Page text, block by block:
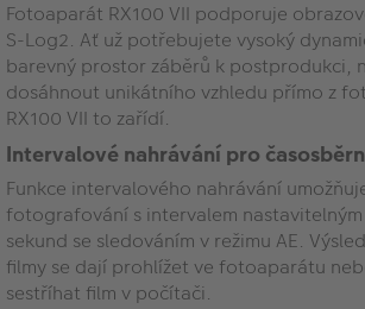
Fotoaparát RX100 VII podporuje
S-Log2. Ať už potřebujete vysoký
barevný prostor záběrů k postprodukci,
dosáhnout unikátního vzhledu přímo z
RX100 VII to zařídí.
Intervalové nahrávání pro
Funkce intervalového nahrávání
fotografování s intervalem
sekund se sledováním v režimu AE.
filmy se dají prohlížet ve fotoaparátu
sestříhat film v počítači.